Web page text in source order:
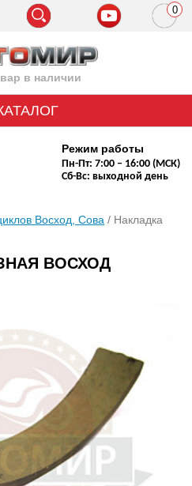
в наличии
Режим работы
Пн-Пт: 7:00 – 16:00 (МСК)
Сб-Вс: выходной день
0
Восход, Сова / Накладка
ВОСХОД